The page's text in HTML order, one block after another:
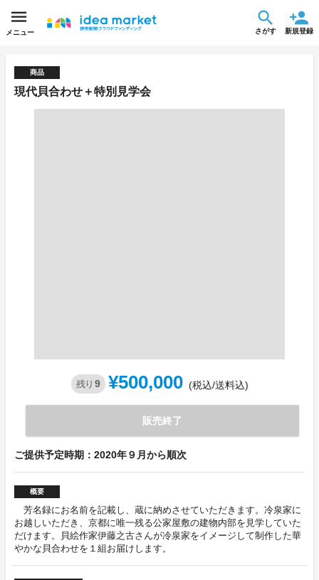
メニュー さがす 新規登録
商品
現代貝合わせ＋特別見学会
残り 9 ¥500,000 (税込/送料込)
販売終了
ご提供予定時期：2020年９月から順次
概要
芳名録にお名前を記載し、蔵に納めさせていただきます。冷泉家に
お越しいただき、京都に唯一残る公家屋敷の建物内部を見学していた
だけます。貝絵作家伊藤之古さんが冷泉家をイメージして制作した華
やかな貝合わせを１組お届けします。